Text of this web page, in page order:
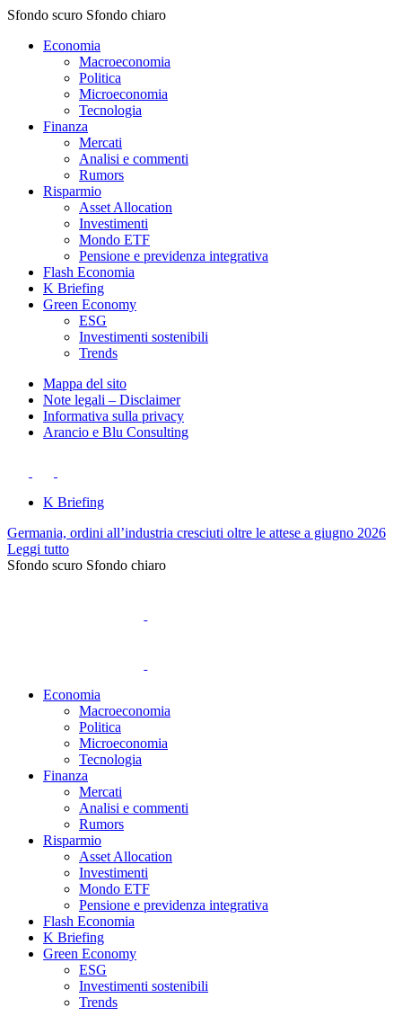
Sfondo scuro Sfondo chiaro
Economia
Macroeconomia
Politica
Microeconomia
Tecnologia
Finanza
Mercati
Analisi e commenti
Rumors
Risparmio
Asset Allocation
Investimenti
Mondo ETF
Pensione e previdenza integrativa
Flash Economia
K Briefing
Green Economy
ESG
Investimenti sostenibili
Trends
Mappa del sito
Note legali – Disclaimer
Informativa sulla privacy
Arancio e Blu Consulting
K Briefing
Germania, ordini all’industria cresciuti oltre le attese a giugno 2026
Leggi tutto
Sfondo scuro Sfondo chiaro
Economia
Macroeconomia
Politica
Microeconomia
Tecnologia
Finanza
Mercati
Analisi e commenti
Rumors
Risparmio
Asset Allocation
Investimenti
Mondo ETF
Pensione e previdenza integrativa
Flash Economia
K Briefing
Green Economy
ESG
Investimenti sostenibili
Trends